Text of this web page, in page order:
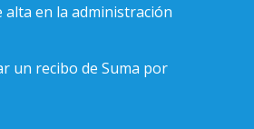
alta en la administración
un recibo de Suma por